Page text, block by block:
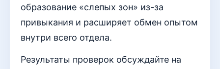
образование «слепых зон» из-за
привыкания и расширяет обмен опытом
внутри всего отдела.
Результаты проверок обсуждайте на